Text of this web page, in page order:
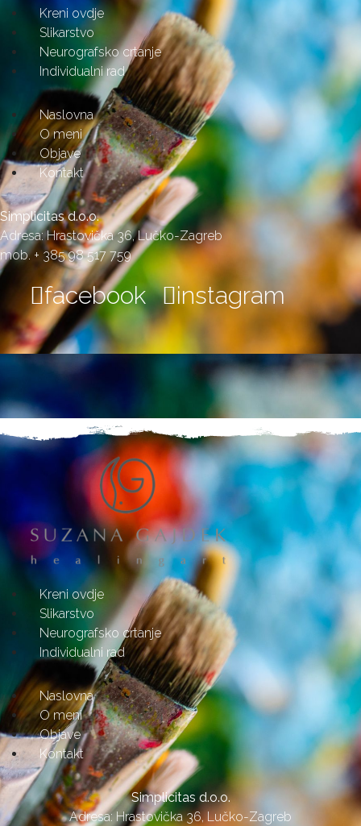
Kreni ovdje
Slikarstvo
Neurografsko crtanje
Individualni rad
Naslovna
O meni
Objave
Kontakt
Simplicitas d.o.o.
Adresa: Hrastovička 36, Lučko-Zagreb
mob. + 385 98 517 759
facebook instagram
Kreni ovdje
Slikarstvo
Neurografsko crtanje
Individualni rad
Naslovna
O meni
Objave
Kontakt
Simplicitas d.o.o.
Adresa: Hrastovička 36, Lučko-Zagreb